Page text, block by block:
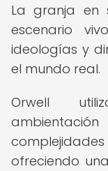
La granja en
escenario
ideologías y
el mundo real.
Orwell
ofreciendo